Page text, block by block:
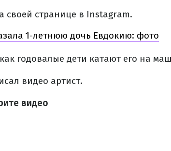
своей странице в Instagram.
1-летнюю дочь Евдокию: фото
годовалые дети катают его на
видео артист.
видео